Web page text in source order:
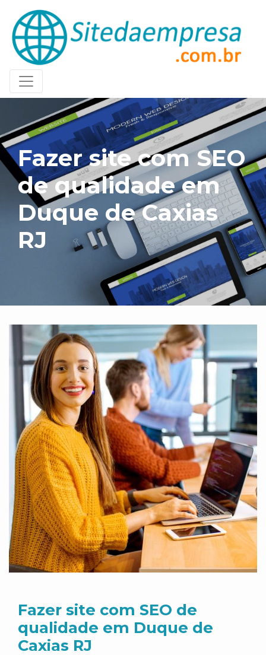
Fazer site com SEO
de qualidade em
Duque de Caxias
RJ
Fazer site com SEO de
qualidade em Duque de
Caxias RJ